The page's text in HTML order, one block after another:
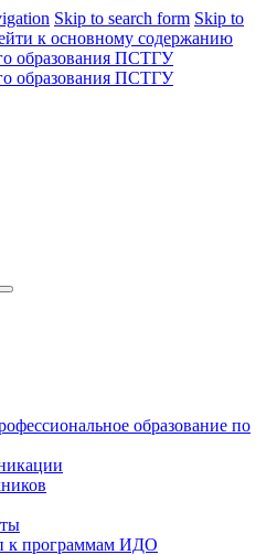
Skip to search form Skip to
к основному содержанию
образование по
к программам ИДО